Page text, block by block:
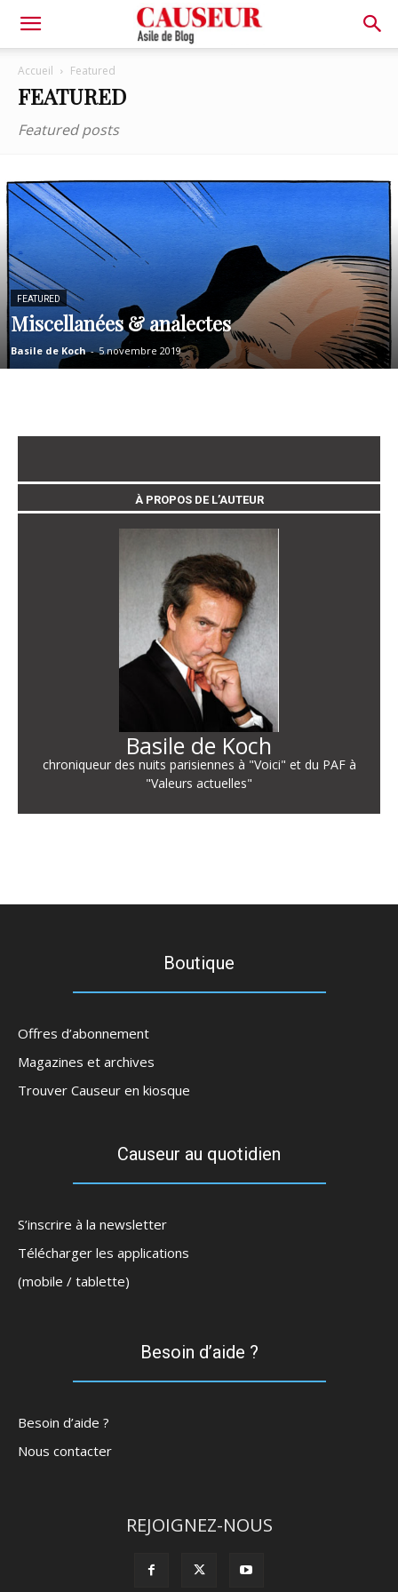
Asile
Accueil Featured
FEATURED
Featured posts
FEATURED
Miscellanées & analectes
Basile de Koch - 5 novembre 2019
À PROPOS DE L’AUTEUR
Basile de Koch
chroniqueur des nuits parisiennes à "Voici" et du PAF à
"Valeurs actuelles"
Boutique
Offres d’abonnement
Magazines et archives
Trouver Causeur en kiosque
Causeur au quotidien
S’inscrire à la newsletter
Télécharger les applications
(mobile / tablette)
Besoin d’aide ?
Besoin d’aide ?
Nous contacter
REJOIGNEZ-NOUS